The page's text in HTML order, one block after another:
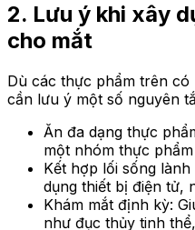
2. Lưu ý khi xây
cho mắt
Dù các thực phẩm trên
cần lưu ý một số nguyên
Ăn đa dạng thực
một nhóm thực
Kết hợp lối sống
dụng thiết bị điện tử,
Khám mắt định kỳ:
như đục thủy tinh